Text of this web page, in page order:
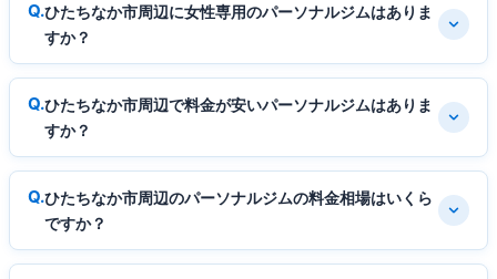
ひたちなか市周辺に女性専用のパーソナルジムはありま
すか？
ひたちなか市周辺で料金が安いパーソナルジムはありま
すか？
ひたちなか市周辺のパーソナルジムの料金相場はいくら
ですか？